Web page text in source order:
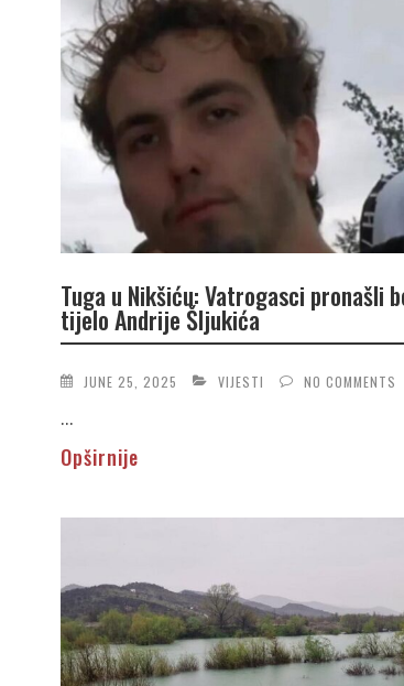
Tuga u Nikšiću: Vatrogasci pronašli
tijelo Andrije Šljukića
JUNE 25, 2025 VIJESTI NO COMMENTS
...
Opširnije